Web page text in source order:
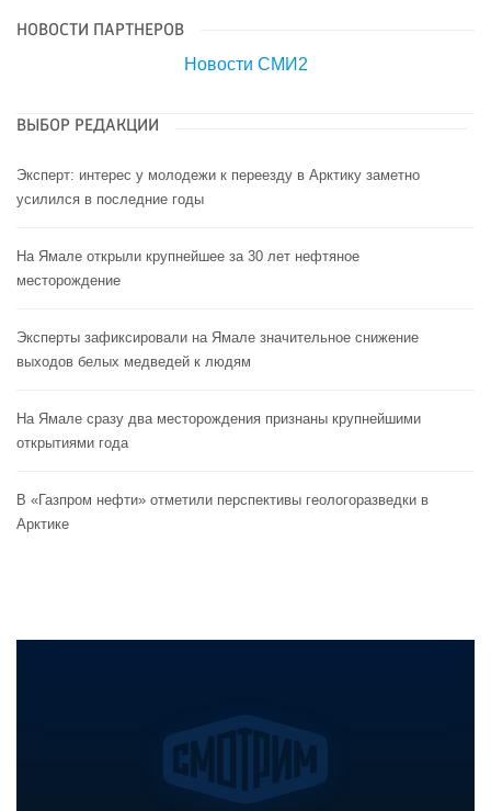
НОВОСТИ ПАРТНЕРОВ
Новости СМИ2
ВЫБОР РЕДАКЦИИ
Эксперт: интерес у молодежи к переезду в Арктику заметно
усилился в последние годы
На Ямале открыли крупнейшее за 30 лет нефтяное
месторождение
Эксперты зафиксировали на Ямале значительное снижение
выходов белых медведей к людям
На Ямале сразу два месторождения признаны крупнейшими
открытиями года
В «Газпром нефти» отметили перспективы геологоразведки в
Арктике